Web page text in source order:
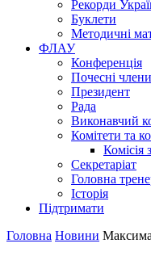
Рекорди
Буклети
Методичні
ФЛАУ
Конференція
Почесні
Президент
Рада
Виконавчий
Комітети та
Комісія
Секретаріат
Головна
Історія
Підтримати
Головна Новини